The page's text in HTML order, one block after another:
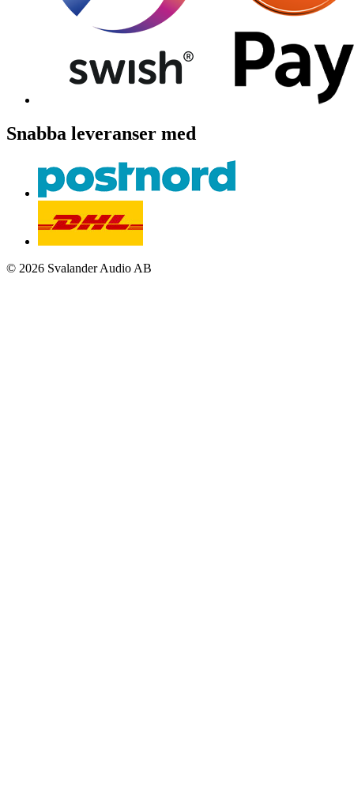
Snabba leveranser med
© 2026 Svalander Audio AB